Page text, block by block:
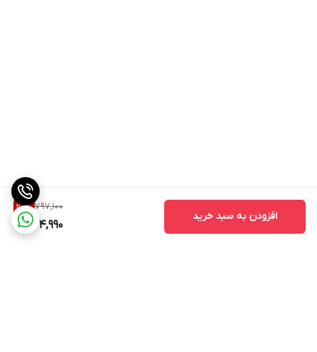
797,100
20%
634,990
افزودن به سبد خرید